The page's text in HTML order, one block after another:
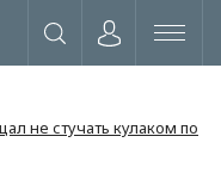
не стучать кулаком по